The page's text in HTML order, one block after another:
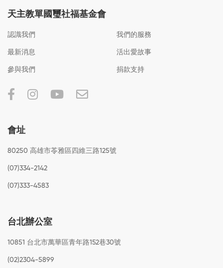
天主教單國璽社福基金會
認識我們 我們的服務
最新消息 活出愛故事
參與我們 捐款支持
會址
80250 高雄市苓雅區四維三路125號
(07)334-2142
(07)333-4583
台北辦公室
10851 台北市萬華區青年路152巷30號
(02)2304-5899